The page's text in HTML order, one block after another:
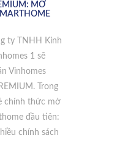
MỞ
ty TNHH Kinh
1 sẽ
Vinhomes
Trong
chính thức mở
đầu tiên:
chính sách